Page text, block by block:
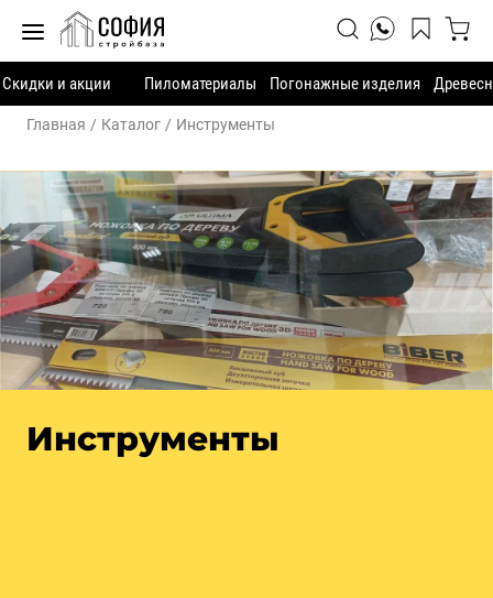
Скидки и акции Пиломатериалы Погонажные изделия
Главная Каталог Инструменты
Инструменты